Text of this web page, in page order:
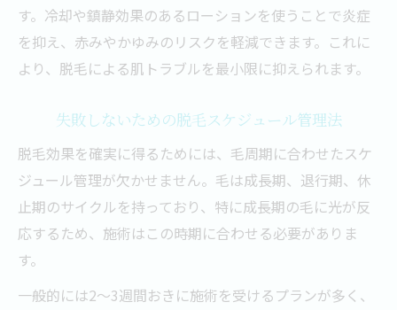
す。冷却や鎮静効果のあるローションを使うことで炎症
を抑え、赤みやかゆみのリスクを軽減できます。これに
より、脱毛による肌トラブルを最小限に抑えられます。
失敗しないための脱毛スケジュール管理法
脱毛効果を確実に得るためには、毛周期に合わせたスケ
ジュール管理が欠かせません。毛は成長期、退行期、休
止期のサイクルを持っており、特に成長期の毛に光が反
応するため、施術はこの時期に合わせる必要がありま
す。
一般的には2〜3週間おきに施術を受けるプランが多く、